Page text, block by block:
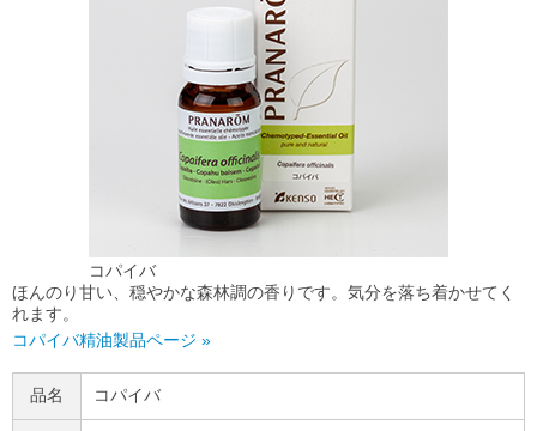
コパイバ
ほんのり甘い、穏やかな森林調の香りです。気分を落ち着かせてく
れます。
コパイバ精油製品ページ »
品名 コパイバ